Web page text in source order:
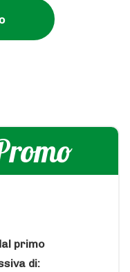
primo
di: